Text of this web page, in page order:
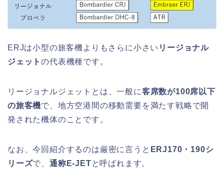
ERJは小型の旅客機よりもさらに小さい リージョナル
ジェットの代表機種です。
リージョナルジェットとは、一般に客席数が100席以下
の旅客機で、地方空港間の移動需要を満たす戦略で開
発された機体のことです。
なお、今回紹介するのは厳密に言うと ERJ170・190シ
リーズで、通称E-JETと呼ばれます。